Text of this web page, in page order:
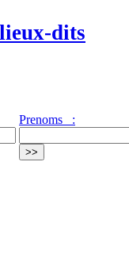
dits
Prenoms :